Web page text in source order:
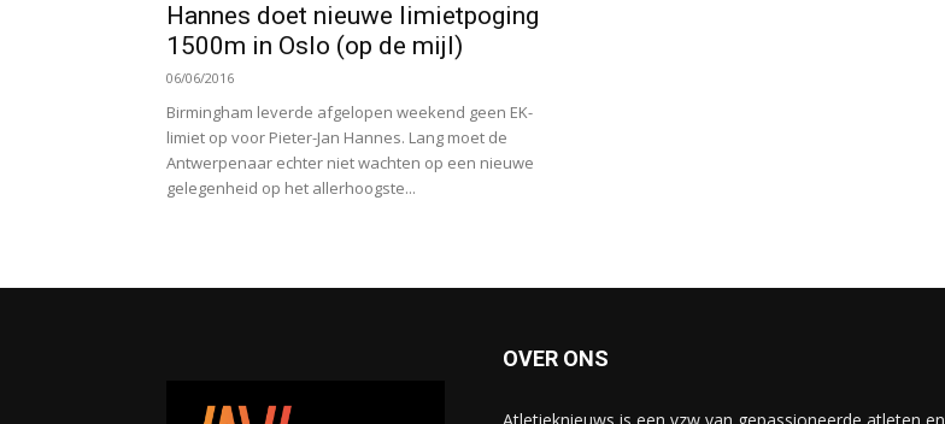
Hannes doet nieuwe limietpoging
1500m in Oslo (op de mijl)
06/06/2016
Birmingham leverde afgelopen weekend geen EK-
limiet op voor Pieter-Jan Hannes. Lang moet de
Antwerpenaar echter niet wachten op een nieuwe
gelegenheid op het allerhoogste...
OVER ONS